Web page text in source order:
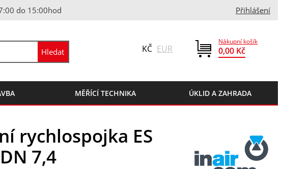
do 15:00hod Přihlášení
Nákupní košík
0,00 Kč
KČ EUR
MĚŘÍCÍ TECHNIKA ÚKLID A ZAHRADA
rychlospojka ES
7,4